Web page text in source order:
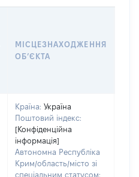
МІСЦЕЗНАХОДЖЕННЯ
ОБʼЄКТА
Країна: Україна
Поштовий індекс:
[Конфіденційна
інформація]
Автономна Республіка
Крим/область/місто зі
спеціальним статусом: